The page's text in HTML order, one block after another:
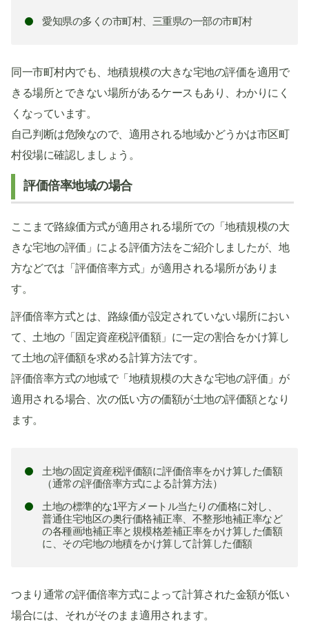
愛知県の多くの市町村、三重県の一部の市町村
同一市町村内でも、地積規模の大きな宅地の評価を適用で
きる場所とできない場所があるケースもあり、わかりにく
くなっています。
自己判断は危険なので、適用される地域かどうかは市区町
村役場に確認しましょう。
評価倍率地域の場合
ここまで路線価方式が適用される場所での「地積規模の大
きな宅地の評価」による評価方法をご紹介しましたが、地
方などでは「評価倍率方式」が適用される場所がありま
す。
評価倍率方式とは、路線価が設定されていない場所におい
て、土地の「固定資産税評価額」に一定の割合をかけ算し
て土地の評価額を求める計算方法です。
評価倍率方式の地域で「地積規模の大きな宅地の評価」が
適用される場合、次の低い方の価額が土地の評価額となり
ます。
土地の固定資産税評価額に評価倍率をかけ算した価額
（通常の評価倍率方式による計算方法）
土地の標準的な1平方メートル当たりの価格に対し、
普通住宅地区の奥行価格補正率、不整形地補正率など
の各種画地補正率と規模格差補正率をかけ算した価額
に、その宅地の地積をかけ算して計算した価額
つまり通常の評価倍率方式によって計算された金額が低い
場合には、それがそのまま適用されます。